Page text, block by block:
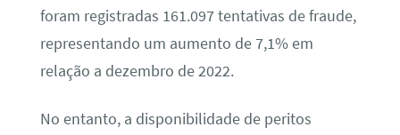
foram registradas 161.097 tentativas de fraude,
representando um aumento de 7,1% em
relação a dezembro de 2022.
No entanto, a disponibilidade de peritos